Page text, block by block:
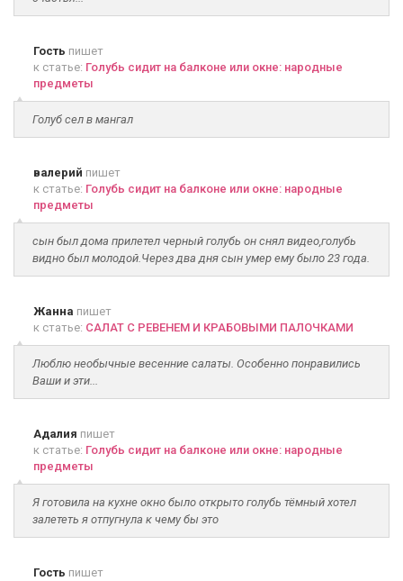
Гость пишет
к статье: Голубь сидит на балконе или окне: народные
предметы
Голуб сел в мангал
валерий пишет
к статье: Голубь сидит на балконе или окне: народные
предметы
сын был дома прилетел черный голубь он снял видео,голубь
видно был молодой.Через два дня сын умер ему было 23 года.
Жанна пишет
к статье: САЛАТ С РЕВЕНЕМ И КРАБОВЫМИ ПАЛОЧКАМИ
Люблю необычные весенние салаты. Особенно понравились
Ваши и эти...
Адалия пишет
к статье: Голубь сидит на балконе или окне: народные
предметы
Я готовила на кухне окно было открыто голубь тёмный хотел
залететь я отпугнула к чему бы это
Гость пишет